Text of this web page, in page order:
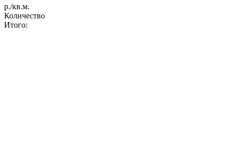
р./кв.м.
Количество
Итого: